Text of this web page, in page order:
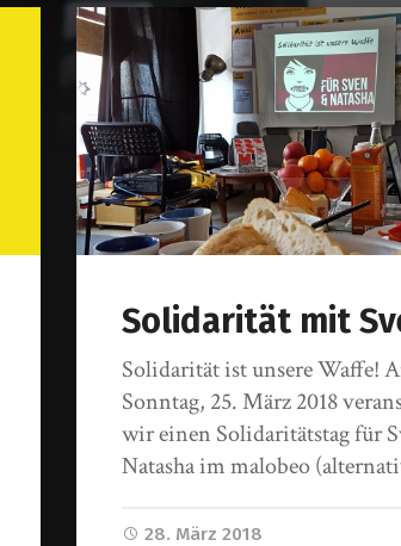
Solidarität mit
Solidarität ist unsere Waffe!
Sonntag, 25. März 2018
wir einen Solidaritätstag für
Natasha im malobeo
28. März 2018